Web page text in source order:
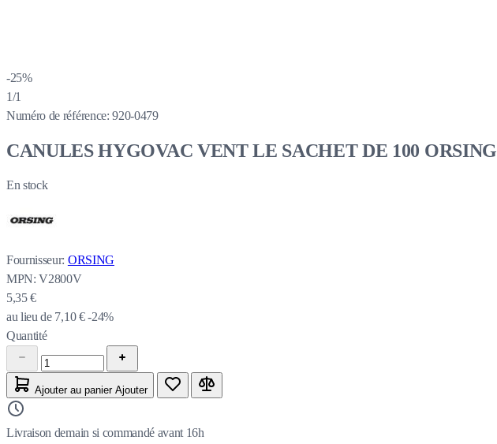
-25%
1/1
Numéro de référence: 920-0479
CANULES HYGOVAC VENT LE SACHET DE 100 ORSING
En stock
Fournisseur: ORSING
MPN: V2800V
5,35 €
au lieu de 7,10 € -24%
Quantité
Ajouter au panier Ajouter
Livraison demain si commandé avant 16h